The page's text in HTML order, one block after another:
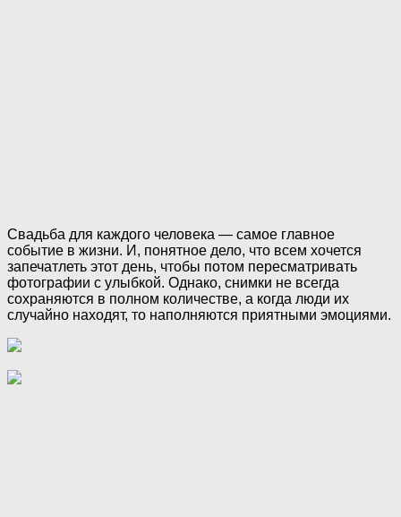
Свадьба для каждого человека — самое главное
событие в жизни. И, понятное дело, что всем хочется
запечатлеть этот день, чтобы потом пересматривать
фотографии с улыбкой. Однако, снимки не всегда
сохраняются в полном количестве, а когда люди их
случайно находят, то наполняются приятными эмоциями.